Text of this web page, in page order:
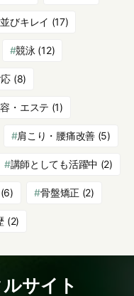
びキレイ (17)
競泳 (12)
(8)
・エステ (1)
肩こり・腰痛改善(5)
講師としても活躍中 (2)
骨盤矯正 (2)
(2)
サイト